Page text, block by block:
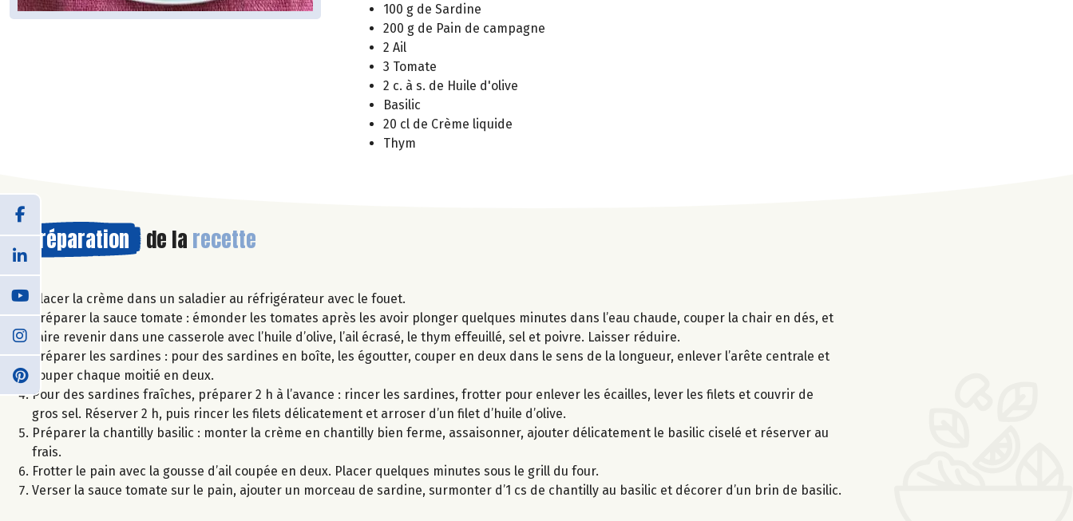
100 g de Sardine
200 g de Pain de campagne
2 Ail
3 Tomate
2 c. à s. de Huile d'olive
Basilic
20 cl de Crème liquide
Thym
Préparation de la recette
Placer la crème dans un saladier au réfrigérateur avec le fouet.
Préparer la sauce tomate : émonder les tomates après les avoir plonger quelques minutes dans l’eau chaude, couper la chair en dés, et
faire revenir dans une casserole avec l’huile d’olive, l’ail écrasé, le thym effeuillé, sel et poivre. Laisser réduire.
Préparer les sardines : pour des sardines en boîte, les égoutter, couper en deux dans le sens de la longueur, enlever l’arête centrale et
couper chaque moitié en deux.
Pour des sardines fraîches, préparer 2 h à l’avance : rincer les sardines, frotter pour enlever les écailles, lever les filets et couvrir de
gros sel. Réserver 2 h, puis rincer les filets délicatement et arroser d’un filet d’huile d’olive.
Préparer la chantilly basilic : monter la crème en chantilly bien ferme, assaisonner, ajouter délicatement le basilic ciselé et réserver au
frais.
Frotter le pain avec la gousse d’ail coupée en deux. Placer quelques minutes sous le grill du four.
Verser la sauce tomate sur le pain, ajouter un morceau de sardine, surmonter d’1 cs de chantilly au basilic et décorer d’un brin de basilic.